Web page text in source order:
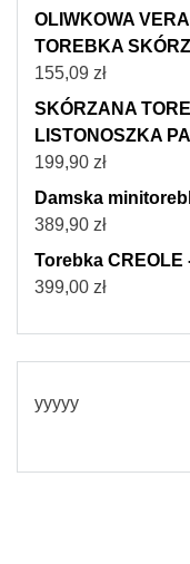
OLIWKOWA
TOREBKA
155,09 zł
SKÓRZANA
LISTONOSZKA
199,90 zł
Damska
389,90 zł
Torebka CREOLE
399,00 zł
yyyyy